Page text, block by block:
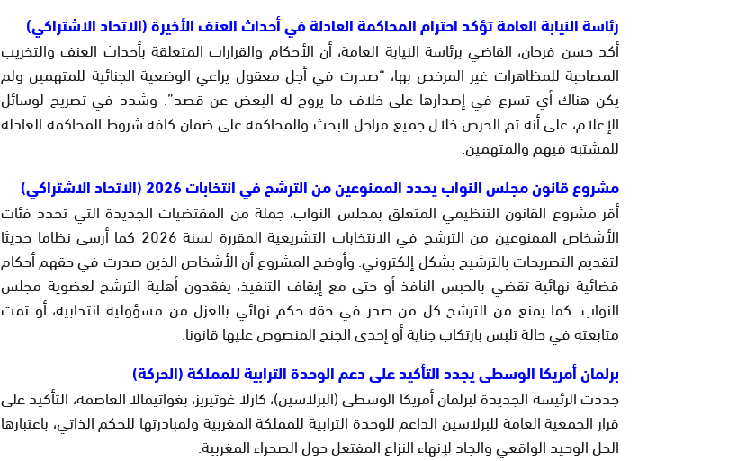
رئاسة النيابة العامة تؤكد احترام المحاكمة العادلة في أحداث العنف الأخيرة (الاتحاد الاشتراكي)
أكد حسن فرحان، القاضي برئاسة النيابة العامة، أن الأحكام والقرارات المتعلقة بأحداث العنف والتخريب
المصاحبة للمظاهرات غير المرخص بها، “صدرت في أجل معقول يراعي الوضعية الجنائية للمتهمين ولم
يكن هناك أي تسرع في إصدارها على خلاف ما يروج له البعض عن قصد”. وشدد في تصريح لوسائل
الإعلام، على أنه تم الحرص خلال جميع مراحل البحث والمحاكمة على ضمان كافة شروط المحاكمة العادلة
للمشتبه فيهم والمتهمين.
مشروع قانون مجلس النواب يحدد الممنوعين من الترشح في انتخابات 2026 (الاتحاد الاشتراكي)
أقر مشروع القانون التنظيمي المتعلق بمجلس النواب، جملة من المقتضيات الجديدة التي تحدد فئات
الأشخاص الممنوعين من الترشح في الانتخابات التشريعية المقررة لسنة 2026 كما أرسى نظاما حديثا
لتقديم التصريحات بالترشيح بشكل إلكتروني. وأوضح المشروع أن الأشخاص الذين صدرت في حقهم أحكام
قضائية نهائية تقضي بالحبس النافذ أو حتى مع إيقاف التنفيذ، يفقدون أهلية الترشح لعضوية مجلس
النواب. كما يمنع من الترشح كل من صدر في حقه حكم نهائي بالعزل من مسؤولية انتدابية، أو تمت
متابعته في حالة تلبس بارتكاب جناية أو إحدى الجنح المنصوص عليها قانونا.
برلمان أمريكا الوسطى يجدد التأكيد على دعم الوحدة الترابية للمملكة (الحركة)
جددت الرئيسة الجديدة لبرلمان أمريكا الوسطى (البرلاسين)، كارلا غوتيريز، بغواتيمالا العاصمة، التأكيد على
قرار الجمعية العامة للبرلاسين الداعم للوحدة الترابية للمملكة المغربية ولمبادرتها للحكم الذاتي، باعتبارها
الحل الوحيد الواقعي والجاد لإنهاء النزاع المفتعل حول الصحراء المغربية.